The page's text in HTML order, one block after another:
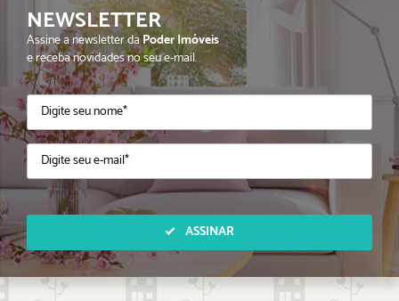
ENVIAR
NEWSLETTER
Assine a newsletter daPoder Imóveis
e receba novidades no seu e-mail.
ASSINAR